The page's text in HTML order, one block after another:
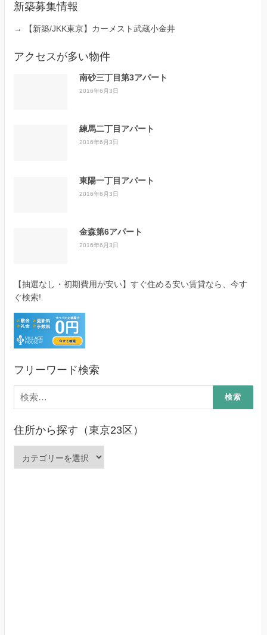
新築募集情報
→ 【新築/JKK東京】カーメスト武蔵小金井
アクセスが多い物件
南砂三丁目第3アパート
2016年6月3日
練馬二丁目アパート
2016年6月3日
東陽一丁目アパート
2016年6月3日
金森第6アパート
2016年6月3日
【抽選なし・初期費用が安い】すぐ住める安い賃貸なら、今す
ぐ検索!
フリーワード検索
検
索:
住所から探す（東京23区）